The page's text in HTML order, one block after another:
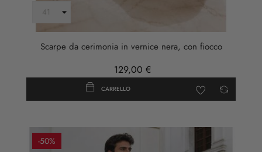
Scarpe da cerimonia in vernice nera, con fiocco
129,00 €
CARRELLO
-50%